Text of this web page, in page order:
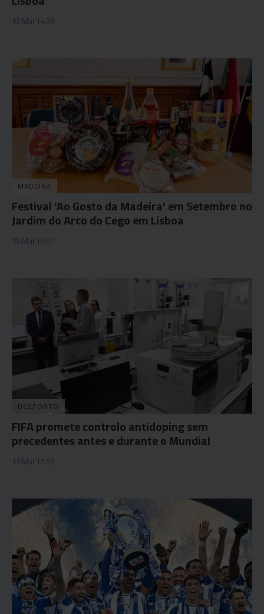
12 Mai 14:39
MADEIRA
Festival 'Ao Gosto da Madeira' em Setembro no
Jardim do Arco do Cego em Lisboa
13 Mai 16:07
DESPORTO
FIFA promete controlo antidoping sem
precedentes antes e durante o Mundial
13 Mai 17:55